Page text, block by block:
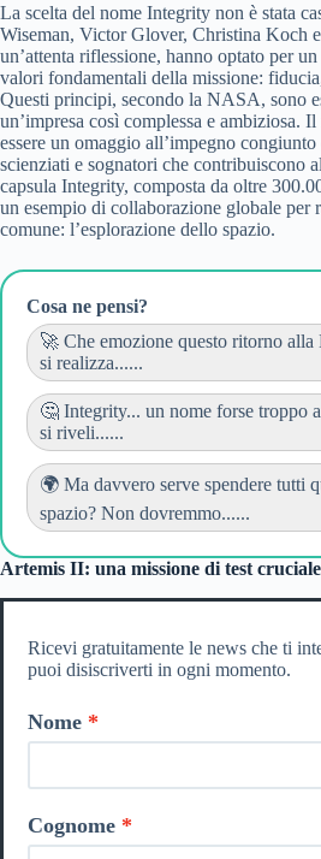
La scelta del nome Integrity non è stata
Wiseman, Victor Glover, Christina Koch
un’attenta riflessione, hanno optato per
valori fondamentali della missione:
Questi principi, secondo la NASA, sono
un’impresa così complessa e ambiziosa.
essere un omaggio all’impegno
scienziati e sognatori che contribuiscono
capsula Integrity, composta da oltre
un esempio di collaborazione globale per
comune: l’esplorazione dello spazio.
Cosa ne pensi?
🚀 Che emozione questo ritorno
si realizza......
🤔 Integrity... un nome forse troppo
si riveli......
🌍 Ma davvero serve spendere tutti
spazio? Non dovremmo......
Artemis II: una missione di test cruciale
Ricevi gratuitamente le news che ti
puoi disiscriverti in ogni momento.
Nome
Cognome